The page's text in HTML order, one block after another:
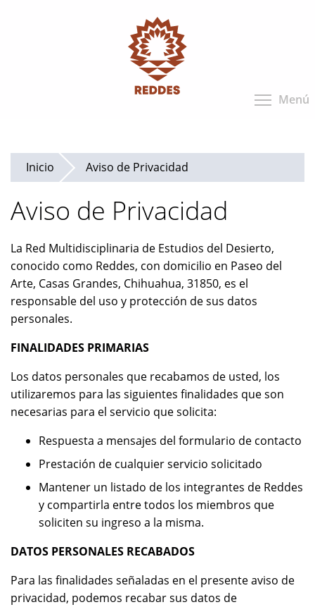
Menú
Inicio Aviso de Privacidad
Aviso de Privacidad
La Red Multidisciplinaria de Estudios del Desierto,
conocido como Reddes, con domicilio en Paseo del
Arte, Casas Grandes, Chihuahua, 31850, es el
responsable del uso y protección de sus datos
personales.
FINALIDADES PRIMARIAS
Los datos personales que recabamos de usted, los
utilizaremos para las siguientes finalidades que son
necesarias para el servicio que solicita:
Respuesta a mensajes del formulario de contacto
Prestación de cualquier servicio solicitado
Mantener un listado de los integrantes de Reddes
y compartirla entre todos los miembros que
soliciten su ingreso a la misma.
DATOS PERSONALES RECABADOS
Para las finalidades señaladas en el presente aviso de
privacidad, podemos recabar sus datos de